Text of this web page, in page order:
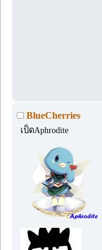
BlueCherries
เป็ดAphrodite